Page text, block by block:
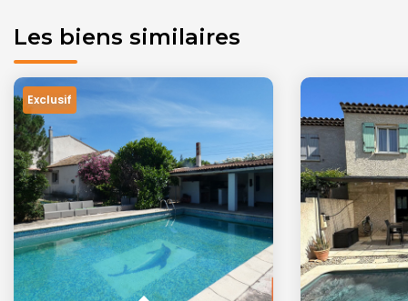
Les biens similaires
Exclusif